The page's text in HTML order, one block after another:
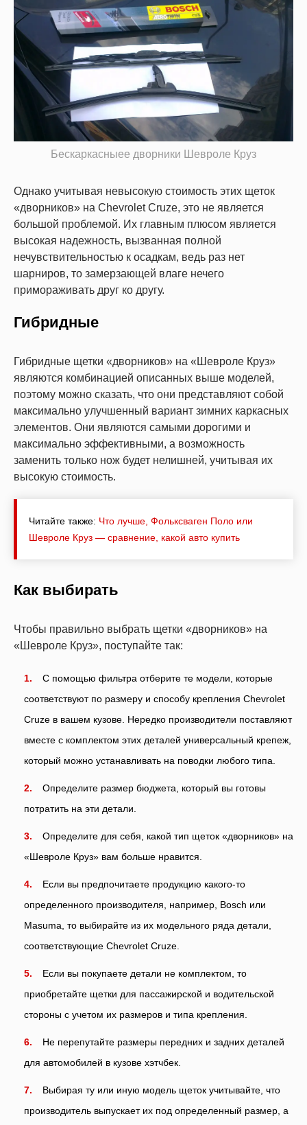
Бескаркасныее дворники Шевроле Круз
Однако учитывая невысокую стоимость этих щеток
«дворников» на Chevrolet Cruze, это не является
большой проблемой. Их главным плюсом является
высокая надежность, вызванная полной
нечувствительностью к осадкам, ведь раз нет
шарниров, то замерзающей влаге нечего
примораживать друг ко другу.
Гибридные
Гибридные щетки «дворников» на «Шевроле Круз»
являются комбинацией описанных выше моделей,
поэтому можно сказать, что они представляют собой
максимально улучшенный вариант зимних каркасных
элементов. Они являются самыми дорогими и
максимально эффективными, а возможность
заменить только нож будет нелишней, учитывая их
высокую стоимость.
Читайте также: Что лучше, Фольксваген Поло или
Шевроле Круз — сравнение, какой авто купить
Как выбирать
Чтобы правильно выбрать щетки «дворников» на
«Шевроле Круз», поступайте так:
С помощью фильтра отберите те модели, которые
соответствуют по размеру и способу крепления Chevrolet
Cruze в вашем кузове. Нередко производители поставляют
вместе с комплектом этих деталей универсальный крепеж,
который можно устанавливать на поводки любого типа.
Определите размер бюджета, который вы готовы
потратить на эти детали.
Определите для себя, какой тип щеток «дворников» на
«Шевроле Круз» вам больше нравится.
Если вы предпочитаете продукцию какого-то
определенного производителя, например, Bosch или
Masuma, то выбирайте из их модельного ряда детали,
соответствующие Chevrolet Cruze.
Если вы покупаете детали не комплектом, то
приобретайте щетки для пассажирской и водительской
стороны с учетом их размеров и типа крепления.
Не перепутайте размеры передних и задних деталей
для автомобилей в кузове хэтчбек.
Выбирая ту или иную модель щеток учитывайте, что
производитель выпускает их под определенный размер, а